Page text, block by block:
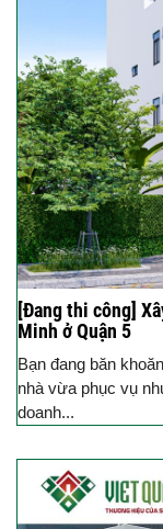
[Đang thi công]
Minh ở Quận 5
Bạn đang băn
nhà vừa phục vụ
doanh...